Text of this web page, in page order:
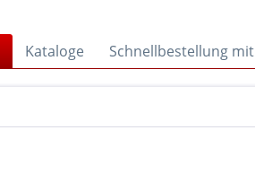
Kataloge Schnellbestellung